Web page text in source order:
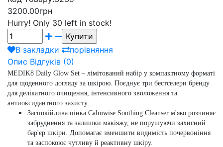
3200.00грн
Hurry! Only 30 left in stock!
В закладки
порівняння
Опис Відгуків (0)
MEDIK8 Daily Glow Set – лімітований набір у компактному форматі
для щоденного догляду за шкірою. Поєднує три бестселери бренду
для делікатного очищення, інтенсивного зволоження та
антиоксидантного захисту.
Заспокійлива пінка Calmwise Soothing Cleanser м'яко розчиняє
забруднення та залишки макіяжу, не порушуючи захисний
бар'єр шкіри. Допомагає зменшити видимість почервоніння
та заспокоює чутливу й реактивну шкіру.